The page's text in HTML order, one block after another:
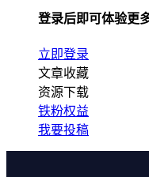
登录后即可体验更
立即登录
文章收藏
资源下载
铁粉权益
我要投稿